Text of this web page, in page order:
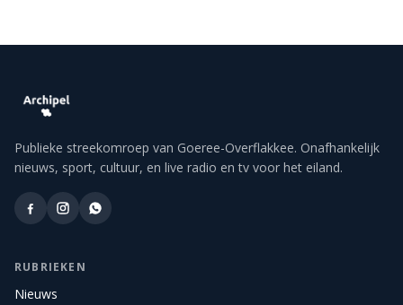
Publieke streekomroep van Goeree-Overflakkee. Onafhankelijk
nieuws, sport, cultuur, en live radio en tv voor het eiland.
RUBRIEKEN
Nieuws